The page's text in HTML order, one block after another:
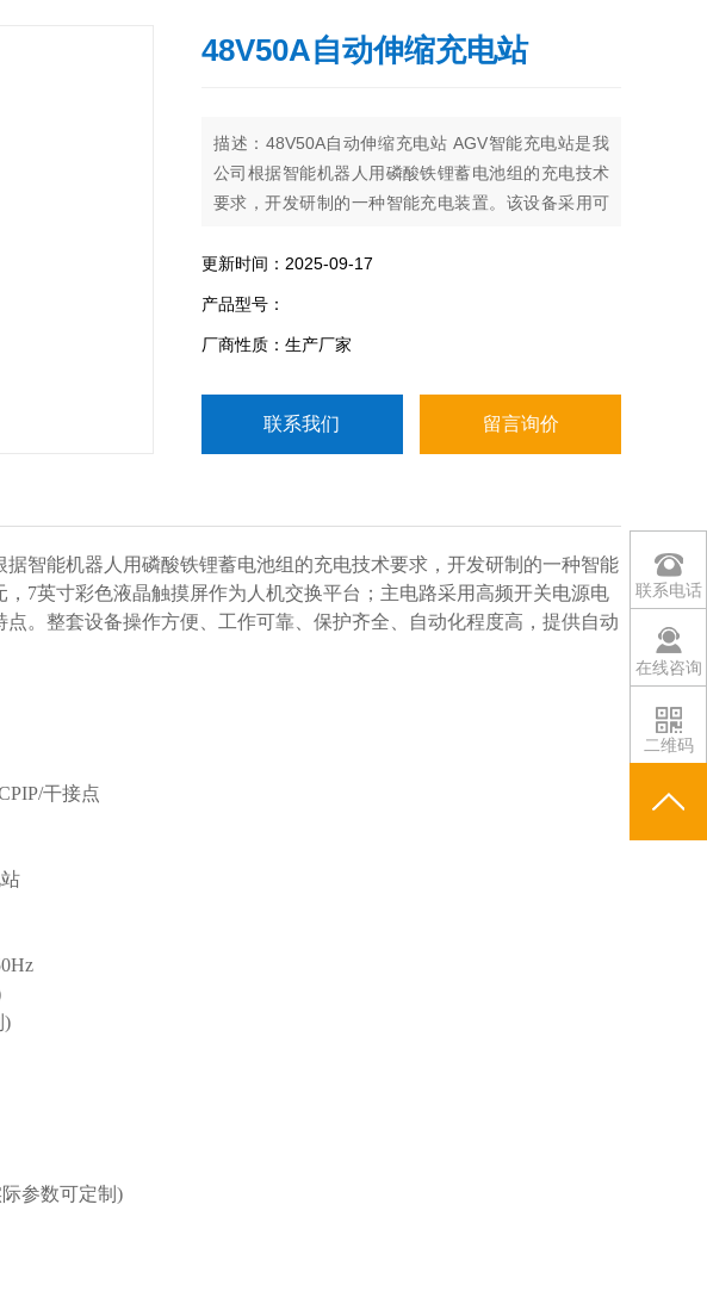
48V50A自动伸缩充电站
描述：48V50A自动伸缩充电站 AGV智能充电站是我
公司根据智能机器人用磷酸铁锂蓄电池组的充电技术
要求，开发研制的一种智能充电装置。该设备采用可
为人机交换
更新时间：2025-09-17
产品型号：
厂商性质：生产厂家
联系我们 留言询价
智能机器人用磷酸铁锂蓄电池组的充电技术要求，开发研制的一种智能
7英寸彩色液晶触摸屏作为人机交换平台；主电路采用高频开关电源电
。整套设备操作方便、工作可靠、保护齐全、自动化程度高，提供自动
干接点
)
参数可定制)
联系电话
在线咨询
二维码